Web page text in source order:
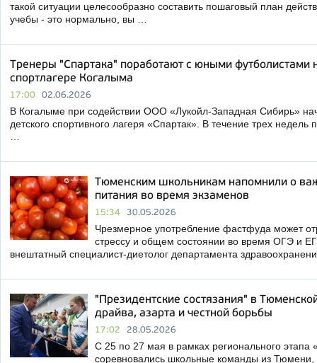
такой ситуации целесообразно составить пошаговый план
учебы - это нормально, вы …
Тренеры "Спартака" поработают с юными футболистами
спортлагере Когалыма
17:00 02.06.2026
В Когалыме при содействии ООО «Лукойл-Западная Сибирь»
детского спортивного лагеря «Спартак». В течение трех недель
Тюменским школьникам напомнили о
питания во время экзаменов
15:34 30.05.2026
Чрезмерное употребление фастфуда может
стрессу и общем состоянии во время ОГЭ и
внештатный специалист-диетолог департамента
"Президентские состязания" в
драйва, азарта и честной борьбы
17:02 28.05.2026
С 25 по 27 мая в рамках регионального этапа
соревновались школьные команды из